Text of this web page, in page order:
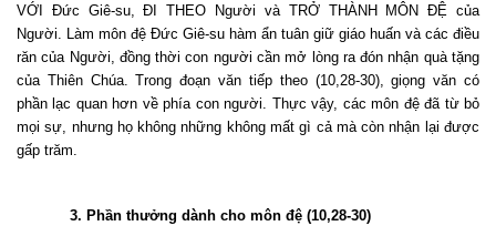
VỚI Đức Giê-su, ĐI THEO Người và TRỞ THÀNH MÔN ĐỆ của
Người. Làm môn đệ Đức Giê-su hàm ẩn tuân giữ giáo huấn và các điều
răn của Người, đồng thời con người cần mở lòng ra đón nhận quà tặng
của Thiên Chúa. Trong đoạn văn tiếp theo (10,28-30), giọng văn có
phần lạc quan hơn về phía con người. Thực vậy, các môn đệ đã từ bỏ
mọi sự, nhưng họ không những không mất gì cả mà còn nhận lại được
gấp trăm.
3. Phần thưởng dành cho môn đệ (10,28-30)